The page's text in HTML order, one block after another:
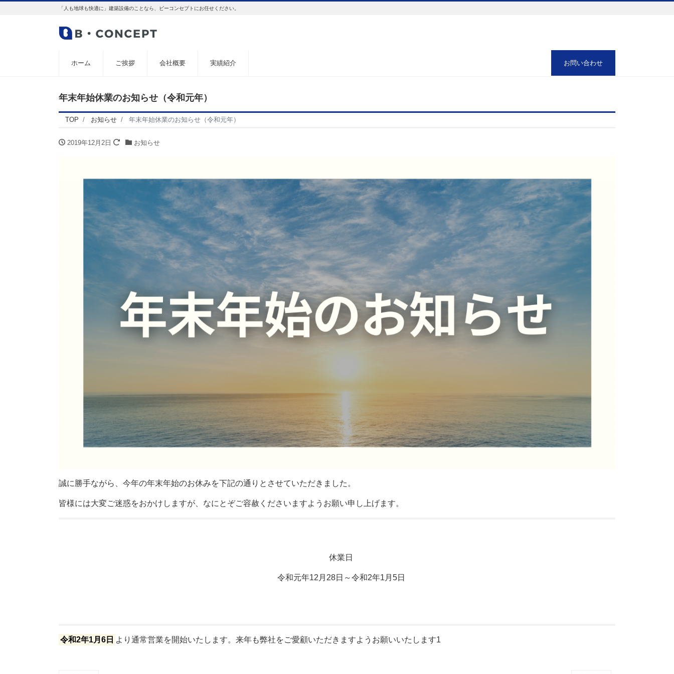
「人も地球も快適に」建築設備のことなら、ビーコンセプトにお任せください。
ホーム ご挨拶 会社概要 実績紹介 お問い合わせ
年末年始休業のお知らせ（令和元年）
TOP お知らせ 年末年始休業のお知らせ（令和元年）
2019年12月2日 お知らせ
誠に勝手ながら、今年の年末年始のお休みを下記の通りとさせていただきました。
皆様には大変ご迷惑をおかけしますが、なにとぞご容赦くださいますようお願い申し上げます。
休業日
令和元年12月28日～令和2年1月5日
令和2年1月6日 より通常営業を開始いたします。来年も弊社をご愛顧いただきますようお願いいたします1